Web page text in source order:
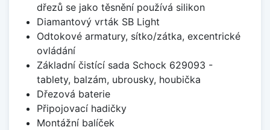
dřezů se jako těsnění používá silikon
Diamantový vrták SB Light
Odtokové armatury, sítko/zátka, excentrické
ovládání
Základní čistící sada Schock 629093 -
tablety, balzám, ubrousky, houbička
Dřezová baterie
Připojovací hadičky
Montážní balíček